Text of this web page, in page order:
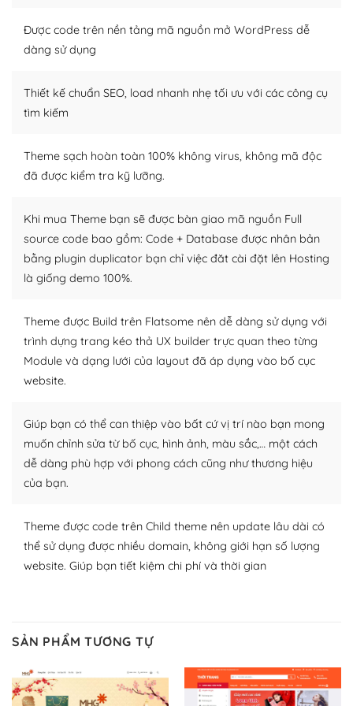
Nếu bạn có các kỹ thuật cơ bản với một theme được
Dễ dàng tùy chỉnh trên WordPress
– Sở hữu một cộng đồng lớn, sẵn sàng hỗ trợ
WordPress là nơi lưu trữ cho một diễn đàn cộng đồng
người cuồng tín WordPress.
Nếu bạn gặp khó khăn, bạn có thể lên mạng và tìm
kiếm những cộng đồng WordPress, họ sẽ giúp bạn trả
lời, giải đáp vấn đề của bạn.
Cộng đồng sử dụng WordPress sẵn sàng hỗ trợ bạn
– Đa dạng plugin và themes
Plugin mở rộng là thành phần cài đặt thêm vào
nhiều plugin trả phí hoặc miễn phí.
Nhờ lượng người dùng đông đảo, thư viện themes và
plugin của WordPress rất phong phú. Bạn có thể thỏa
WordPress đa dạng plugin và themes
dàng thiết lập vì thực tế nó đã cung cấp khoảng 60%
toàn bộ web.
Và bạn có toàn quyền tự do khi quyết định nơi lưu trữ
trang web WordPress của bạn.
Được code trên nền tảng mã nguồn mở WordPress dễ
dàng sử dụng
Thiết kế chuẩn SEO, load nhanh nhẹ tối ưu với các công cụ
tìm kiếm
Theme sạch hoàn toàn 100% không virus, không mã độc
đã được kiểm tra kỹ lưỡng.
Khi mua Theme bạn sẽ được bàn giao mã nguồn Full
source code bao gồm: Code + Database được nhân bản
bằng plugin duplicator bạn chỉ việc đăt cài đặt lên Hosting
là giống demo 100%.
Theme được Build trên Flatsome nên dễ dàng sử dụng với
trình dựng trang kéo thả UX builder trực quan theo từng
Module và dạng lưới của layout đã áp dụng vào bố cục
website.
Giúp bạn có thể can thiệp vào bất cứ vị trí nào bạn mong
muốn chỉnh sửa từ bố cục, hình ảnh, màu sắc,… một cách
dễ dàng phù hợp với phong cách cũng như thương hiệu
của bạn.
Theme được code trên Child theme nên update lâu dài có
thể sử dụng được nhiều domain, không giới hạn số lượng
website. Giúp bạn tiết kiệm chi phí và thời gian
SẢN PHẨM TƯƠNG TỰ